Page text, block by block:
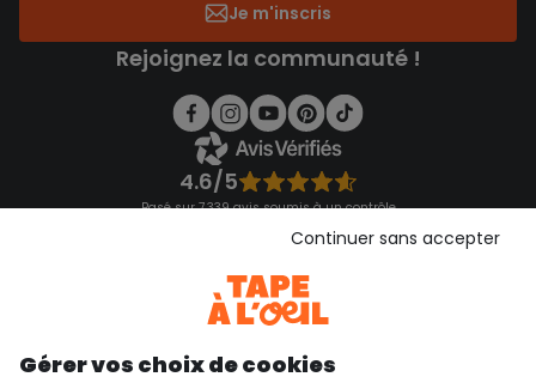
Je m'inscris
Rejoignez la communauté !
4.6/5
Basé sur 7 339 avis soumis à un contrôle
Consulter les CGU
Gérer vos choix de cookies
Continuer sans accepter